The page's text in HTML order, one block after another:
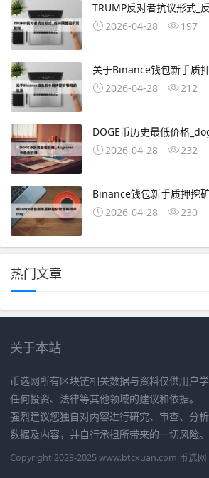
TRUMP反对者抗议形式_
2026-04-28
197
关于Binance钱包新手质
2026-04-28
212
DOGE币历史最低价格
2026-04-28
232
Binance钱包新手质押挖
2026-04-28
230
热门文章
关于本站
币选网所有区块链相关数据与资料仅供用户
任何投资、法律等其他领域的建议和依据。
强烈建议您独自对内容进行研究、审查、分
数据及内容，并自行承担所带来的一切风险。
Copyright 2023-2025 www.btcxuan.com 币选网